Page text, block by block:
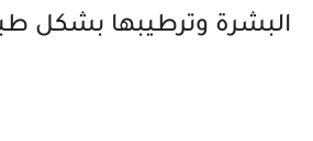
البشرة وترطيبها بشكل